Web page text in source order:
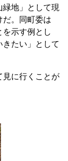
地」として現
だ。同町委は
を示す例とし
たい」として
に行くことが